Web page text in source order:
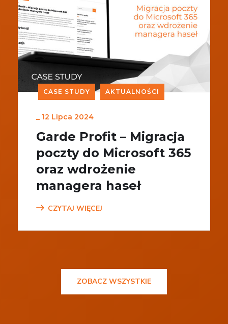
CASE STUDY AKTUALNOŚCI
_ 12 Lipca 2024
Garde Profit – Migracja
poczty do Microsoft 365
oraz wdrożenie
managera haseł
CZYTAJ WIĘCEJ
ZOBACZ WSZYSTKIE